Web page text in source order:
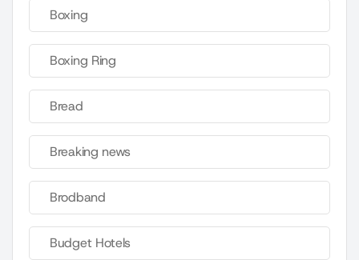
Boxing
Boxing Ring
Bread
Breaking news
Brodband
Budget Hotels